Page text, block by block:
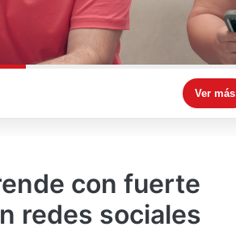
Ver más
con fuerte
redes sociales